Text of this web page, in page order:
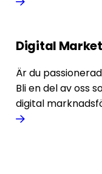
Digital
Är du
Bli en del av oss
digital
online.